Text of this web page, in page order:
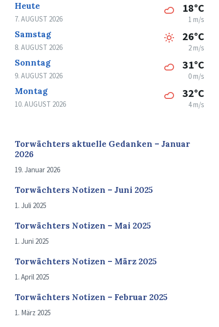
Heute
7. AUGUST 2026
18°C
1 m/s
Samstag
8. AUGUST 2026
26°C
2 m/s
Sonntag
9. AUGUST 2026
31°C
0 m/s
Montag
10. AUGUST 2026
32°C
4 m/s
Torwächters aktuelle Gedanken – Januar
2026
19. Januar 2026
Torwächters Notizen – Juni 2025
1. Juli 2025
Torwächters Notizen – Mai 2025
1. Juni 2025
Torwächters Notizen – März 2025
1. April 2025
Torwächters Notizen – Februar 2025
1. März 2025